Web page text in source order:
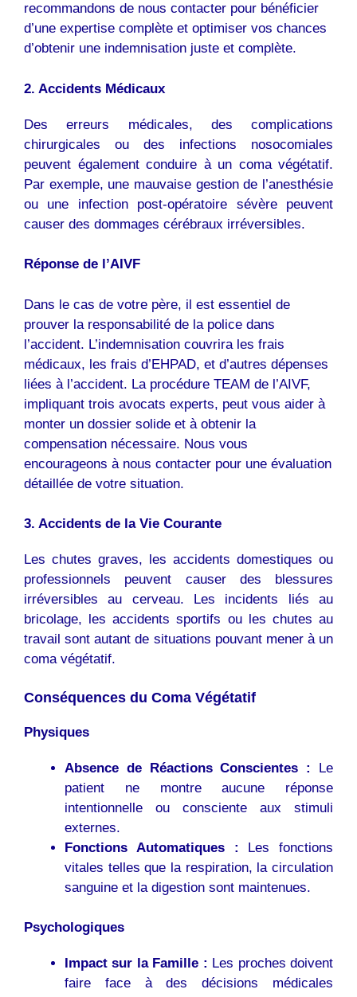
recommandons de nous contacter pour bénéficier
d’une expertise complète et optimiser vos chances
d’obtenir une indemnisation juste et complète.
2. Accidents Médicaux
Des erreurs médicales, des complications
chirurgicales ou des infections nosocomiales
peuvent également conduire à un coma végétatif.
Par exemple, une mauvaise gestion de l’anesthésie
ou une infection post-opératoire sévère peuvent
causer des dommages cérébraux irréversibles.
Réponse de l’AIVF
Dans le cas de votre père, il est essentiel de
prouver la responsabilité de la police dans
l’accident. L’indemnisation couvrira les frais
médicaux, les frais d’EHPAD, et d’autres dépenses
liées à l’accident. La procédure TEAM de l’AIVF,
impliquant trois avocats experts, peut vous aider à
monter un dossier solide et à obtenir la
compensation nécessaire. Nous vous
encourageons à nous contacter pour une évaluation
détaillée de votre situation.
3. Accidents de la Vie Courante
Les chutes graves, les accidents domestiques ou
professionnels peuvent causer des blessures
irréversibles au cerveau. Les incidents liés au
bricolage, les accidents sportifs ou les chutes au
travail sont autant de situations pouvant mener à un
coma végétatif.
Conséquences du Coma Végétatif
Physiques
Absence de Réactions Conscientes :
Le
patient ne montre aucune réponse
intentionnelle ou consciente aux stimuli
externes.
Fonctions Automatiques : Les fonctions
vitales telles que la respiration, la circulation
sanguine et la digestion sont maintenues.
Psychologiques
Impact sur la Famille : Les proches doivent
faire face à des décisions médicales